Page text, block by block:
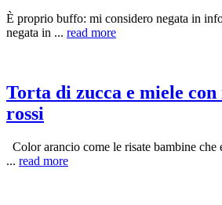
È proprio buffo: mi considero negata in
negata in ... read more
Torta di zucca e miele
rossi
Color arancio come le risate bambine che
... read more